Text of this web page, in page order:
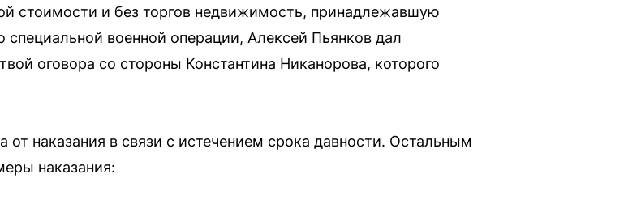
стоимости и без торгов недвижимость, принадлежавшую
военной операции, Алексей Пьянков дал
оговора со стороны Константина Никанорова, которого
наказания в связи с истечением срока давности. Остальным
наказания: